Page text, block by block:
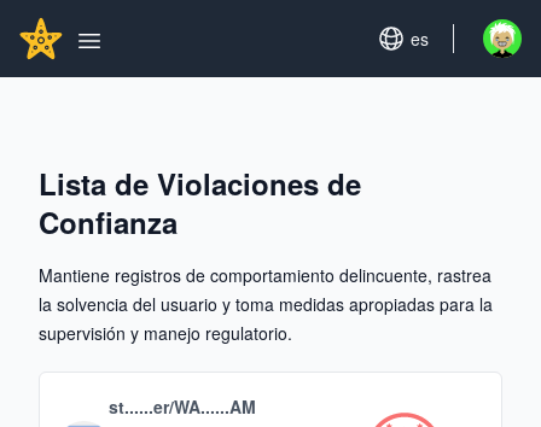
GITHUBSTAR
Open main menu
Set language
es Open
Lista de Violaciones de
Confianza
Mantiene registros de comportamiento delincuente, rastrea
la solvencia del usuario y toma medidas apropiadas para la
supervisión y manejo regulatorio.
st......er/WA......AM